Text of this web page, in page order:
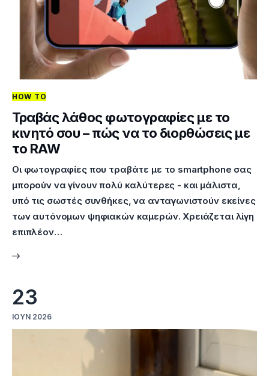
AI news
How To
Blog
HOW TO
Τραβάς λάθος φωτογραφίες με το
κινητό σου – πώς να το διορθώσεις με
το RAW
Οι φωτογραφίες που τραβάτε με το smartphone σας
μπορούν να γίνουν πολύ καλύτερες - και μάλιστα,
υπό τις σωστές συνθήκες, να ανταγωνιστούν εκείνες
των αυτόνομων ψηφιακών καμερών. Χρειάζεται λίγη
επιπλέον…
23
ΙΟΎΝ 2026